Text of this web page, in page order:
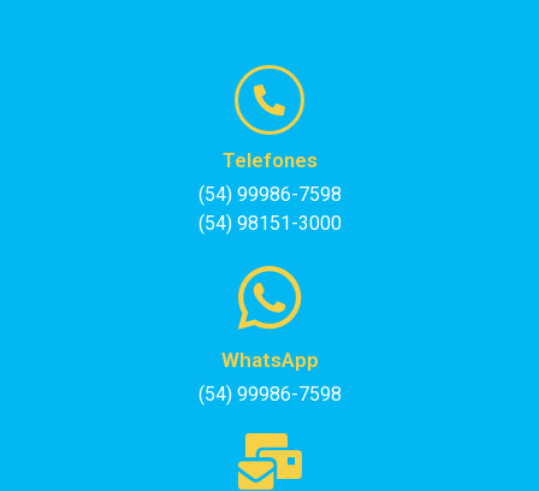
Telefones
(54) 99986-7598
(54) 98151-3000
WhatsApp
(54) 99986-7598